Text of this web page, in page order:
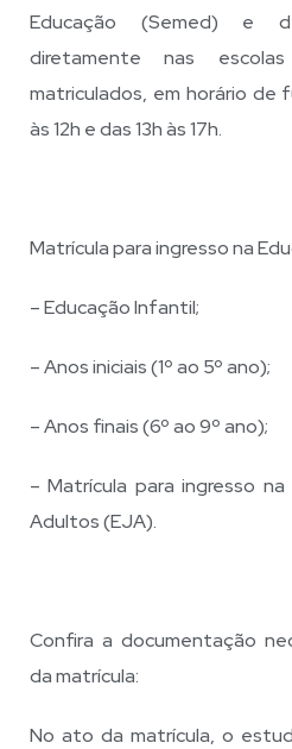
Educação (Semed) e
diretamente nas
matriculados, em horário de
às 12h e das 13h às 17h.
Matrícula para ingresso na
– Educação Infantil;
– Anos iniciais (1º ao 5º ano);
– Anos finais (6º ao 9º ano);
– Matrícula para ingresso
Adultos (EJA).
Confira a documentação
da matrícula:
No ato da matrícula, o